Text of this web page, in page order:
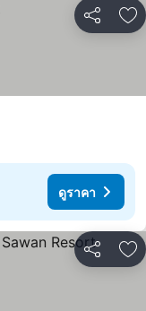
แชร์ เ
ดูราคา
แชร์ เ